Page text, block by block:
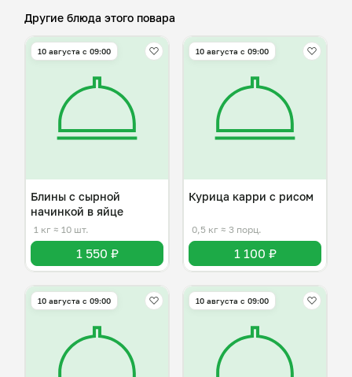
Другие блюда этого повара
10 августа с 09:00
Блины с сырной
начинкой в яйце
1 кг ≈ 10 шт.
1 550 ₽
10 августа с 09:00
Курица карри с рисом
0,5 кг ≈ 3 порц.
1 100 ₽
10 августа с 09:00 10 августа с 09:00